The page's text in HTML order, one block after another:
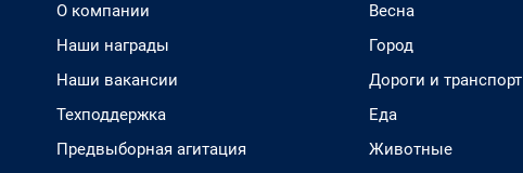
О компании
Наши награды
Наши вакансии
Техподдержка
Предвыборная агитация
Весна
Город
Дороги и транспорт
Еда
Животные